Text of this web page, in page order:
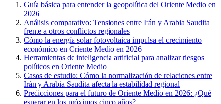
Guía básica para entender la geopolítica del Oriente Medio en
2026
Análisis comparativo: Tensiones entre Irán y Arabia Saudita
frente a otros conflictos regionales
Cómo la energía solar fotovoltaica impulsa el crecimiento
económico en Oriente Medio en 2026
Herramientas de inteligencia artificial para analizar riesgos
políticos en Oriente Medio
Casos de estudio: Cómo la normalización de relaciones entre
Irán y Arabia Saudita afecta la estabilidad regional
Predicciones para el futuro de Oriente Medio en 2026: ¿Qué
esperar en los próximos cinco años?